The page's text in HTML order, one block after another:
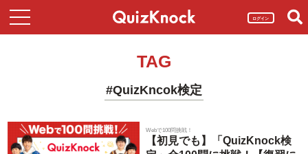
ログイン
TAG
#QuizKncok検定
Webで100問挑戦！
【初見でも】「QuizKnock検